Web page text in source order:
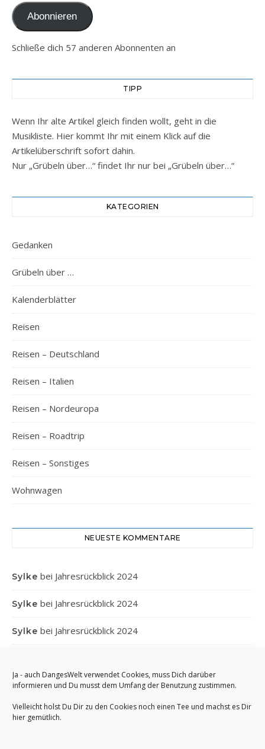
Ja - auch DangesWelt verwendet Cookies, muss Dich darüber
informieren und Du musst dem Umfang der Benutzung zustimmen.
Vielleicht holst Du Dir zu den Cookies noch einen Tee und machst es Dir
hier gemütlich.
Abonnieren
Schließe dich 57 anderen Abonnenten an
TIPP
Wenn Ihr alte Artikel gleich finden wollt, geht in die
Musikliste. Hier kommt Ihr mit einem Klick auf die
Artikelüberschrift sofort dahin.
Nur „Grübeln über…“ findet Ihr nur bei „Grübeln über…“
KATEGORIEN
Gedanken
Grübeln über …
Kalenderblätter
Reisen
Reisen – Deutschland
Reisen – Italien
Reisen – Nordeuropa
Reisen – Roadtrip
Reisen – Sonstiges
Wohnwagen
NEUESTE KOMMENTARE
Sylke bei Jahresrückblick 2024
Sylke bei Jahresrückblick 2024
Sylke bei Jahresrückblick 2024
AnettbeiJahresrückblick 2024